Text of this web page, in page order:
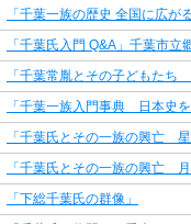
「千葉一族の歴史 全国に広
「千葉氏入門 Q&A 」千葉市立
「千葉常胤とその子どもた
「千葉一族入門事典 日本史
「千葉氏とその一族の興亡
「千葉氏とその一族の興亡
「下総千葉氏の群像」